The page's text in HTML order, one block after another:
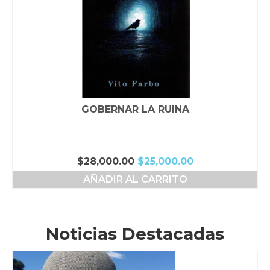
GOBERNAR LA RUINA
$28,000.00 El
precio
original
$25,000.00El
precio
AÑADIR AL CARRITO
Noticias Destacadas